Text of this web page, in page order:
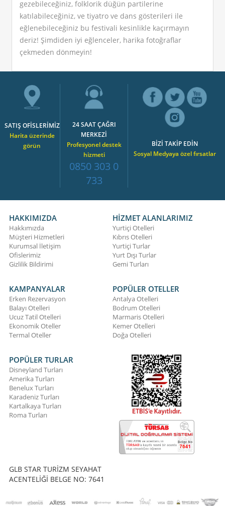
gezebileceğiniz, folklorik düğün partilerine
katılabileceğiniz, ve tiyatro ve dans gösterileri ile
eğlenebileceğiniz bu festivali kesinlikle kaçırmayın
deriz! Şimdiden iyi eğlenceler, harika fotoğraflar
çekmeden dönmeyin!
SATIŞ OFİSLERİMİZ
Harita üzerinde
görün
24 SAAT ÇAĞRI
MERKEZİ
Profesyonel destek
hizmeti
0850 303 0
733
BİZİ TAKİP EDİN
Sosyal Medyaya özel fırsatlar
HAKKIMIZDA
Hakkımızda
Müşteri Hizmetleri
Kurumsal İletişim
Ofislerimiz
Gizlilik Bildirimi
HİZMET ALANLARIMIZ
Yurtiçi Otelleri
Kıbrıs Otelleri
Yurtiçi Turlar
Yurt Dışı Turlar
Gemi Turları
KAMPANYALAR
Erken Rezervasyon
Balayı Otelleri
Ucuz Tatil Otelleri
Ekonomik Oteller
Termal Oteller
POPÜLER OTELLER
Antalya Otelleri
Bodrum Otelleri
Marmaris Otelleri
Kemer Otelleri
Doğa Otelleri
POPÜLER TURLAR
Disneyland Turları
Amerika Turları
Benelux Turları
Karadeniz Turları
Kartalkaya Turları
Roma Turları
GLB STAR TURİZM SEYAHAT
ACENTELİĞİ BELGE NO: 7641